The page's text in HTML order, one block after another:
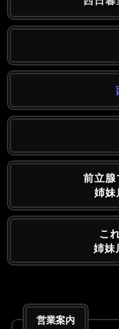
前立腺
姉妹
こ
姉妹
営業案内